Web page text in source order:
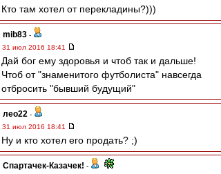
Кто там хотел от перекладины?)))
mib83 -
31 июл 2016 18:41
Дай бог ему здоровья и чтоб так и дальше!
Чтоб от "знаменитого футболиста" навсегда
отбросить "бывший будущий"
лео22 -
31 июл 2016 18:41
Ну и кто хотел его продать? ;)
Спартачек-Казачек! -